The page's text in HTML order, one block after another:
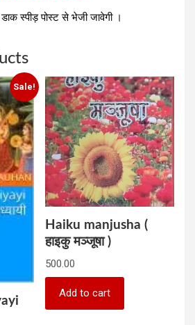
स्‍पीड़ पोस्‍ट से भेजी जावेगी ।
Sale!
Haiku manjusha (
हाइकु मञ्जूषा )
500.00
Add to cart